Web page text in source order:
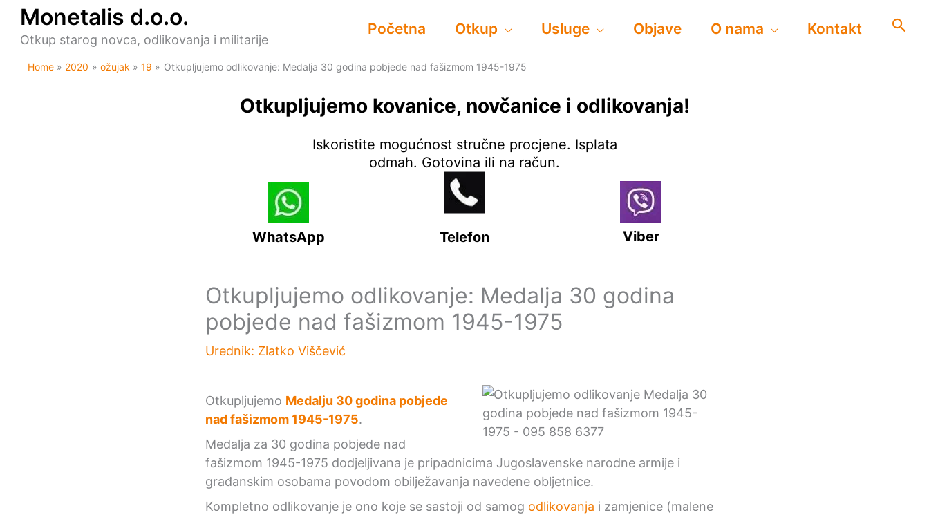
content
Monetalis d.o.o.
Otkup starog novca, odlikovanja i militarije
Početna Otkup Usluge Objave O nama Kontakt
Home 2020 ožujak 19 Otkupljujemo odlikovanje: Medalja 30 godina pobjede nad fašizmom 1945-1975
Otkupljujemo kovanice, novčanice i odlikovanja!
Iskoristite mogućnost stručne procjene. Isplata
odmah. Gotovina ili na račun.
WhatsApp Viber
Telefon
Otkupljujemo odlikovanje: Medalja 30 godina
pobjede nad fašizmom 1945-1975
Urednik: Zlatko Viščević
Otkupljujemo Medalju 30 godina pobjede
nad fašizmom 1945-1975.
Medalja za 30 godina pobjede nad
fašizmom 1945-1975 dodjeljivana je pripadnicima Jugoslavenske narodne armije i
građanskim osobama povodom obilježavanja navedene obljetnice.
Kompletno odlikovanje je ono koje se sastoji od samog odlikovanja i zamjenice (malene